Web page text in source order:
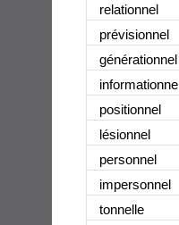
relationnel
prévisionnel
générationnel
positionnel
lésionnel
personnel
impersonnel
tonnelle